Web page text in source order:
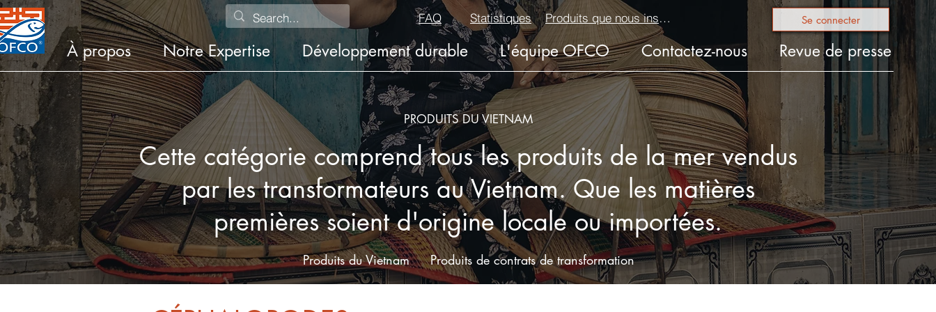
À propos Notre Expertise Développement durable L'équipe OFCO Contactez-nous Revue de presse
Produits que nous inspectons
Statistiques Se connecter
FAQ
PRODUITS DU VIETNAM
Cette catégorie comprend tous les produits de la mer vendus
par les transformateurs au Vietnam. Que les matières
premières soient d'origine locale ou importées.
Produits du Vietnam Produits de contrats de transformation